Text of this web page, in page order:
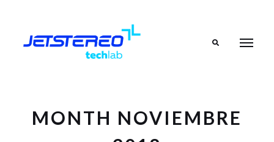
MONTH NOVIEMBRE